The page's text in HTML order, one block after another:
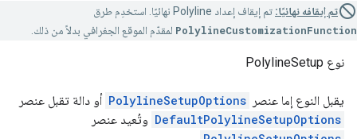
تم إيقافه نهائيًا: تم إيقاف إعداد Polyline نهائيًا. استخدِم طرق
PolylineCustomizationFunction لمقدّم الموقع الجغرافي بدلاً من ذلك.
نوع PolylineSetup
يقبل النوع إما عنصر PolylineSetupOptions أو دالة تقبل عنصر
DefaultPolylineSetupOptions وتُعيد عنصر